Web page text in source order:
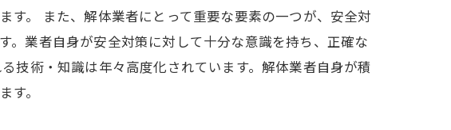
す。 また、解体業者にとって重要な要素の一つが、安全対
。業者自身が安全対策に対して十分な意識を持ち、正確な
技術・知識は年々高度化されています。解体業者自身が積
す。